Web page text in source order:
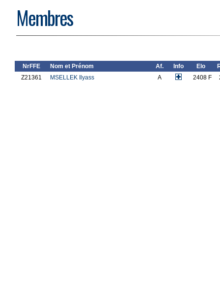
Membres
NrFFE Nom et Prénom Af. Info Elo
Z21361
MSELLEK Ilyass A 2408 F